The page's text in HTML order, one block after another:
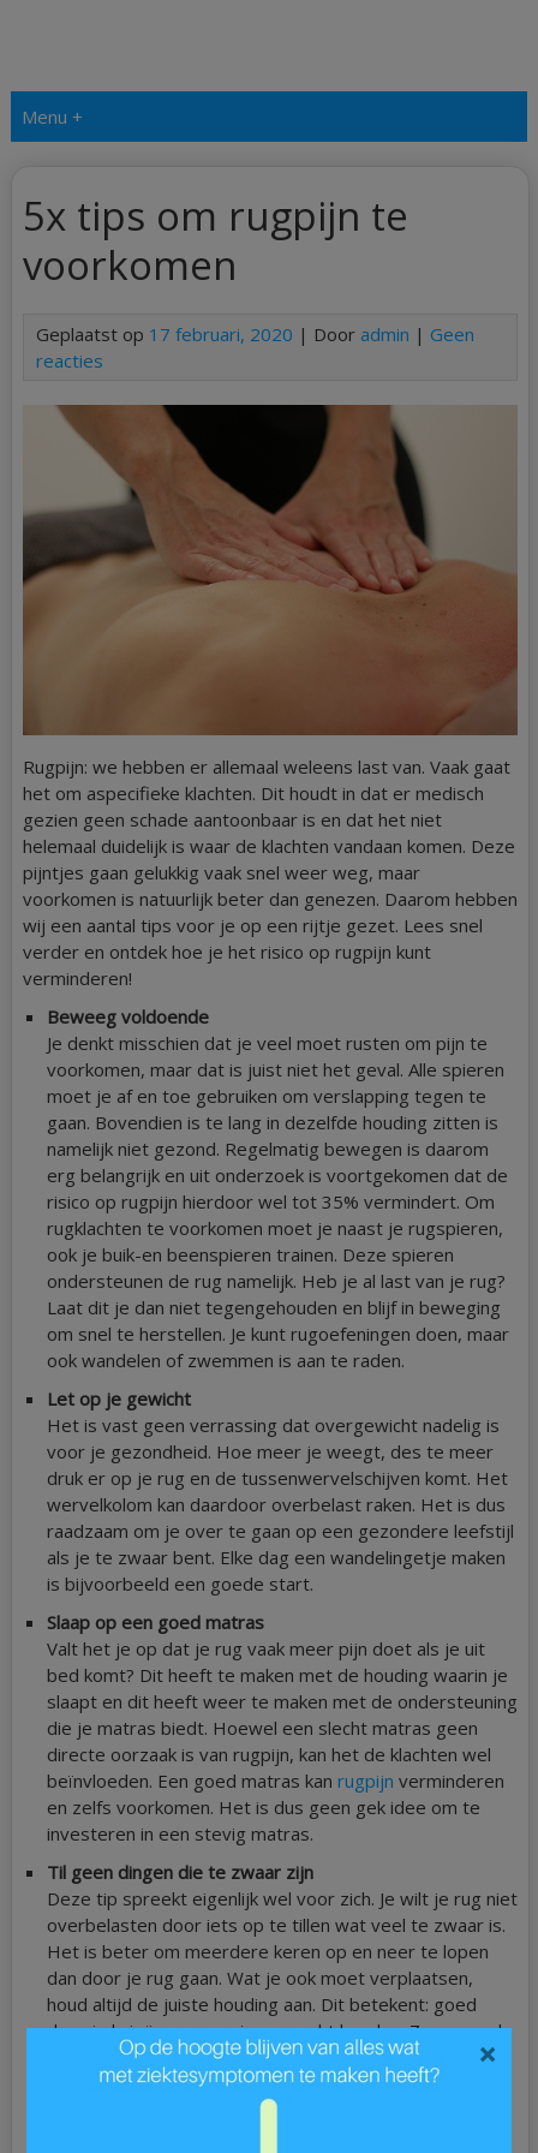
Menu +
5x tips om rugpijn te
voorkomen
Geplaatst op 17 februari, 2020 | Door admin | Geen
reacties
Rugpijn: we hebben er allemaal weleens last van. Vaak gaat
het om aspecifieke klachten. Dit houdt in dat er medisch
gezien geen schade aantoonbaar is en dat het niet
helemaal duidelijk is waar de klachten vandaan komen. Deze
pijntjes gaan gelukkig vaak snel weer weg, maar
voorkomen is natuurlijk beter dan genezen. Daarom hebben
wij een aantal tips voor je op een rijtje gezet. Lees snel
verder en ontdek hoe je het risico op rugpijn kunt
verminderen!
Beweeg voldoende
Je denkt misschien dat je veel moet rusten om pijn te
voorkomen, maar dat is juist niet het geval. Alle spieren
moet je af en toe gebruiken om verslapping tegen te
gaan. Bovendien is te lang in dezelfde houding zitten is
namelijk niet gezond. Regelmatig bewegen is daarom
erg belangrijk en uit onderzoek is voortgekomen dat de
risico op rugpijn hierdoor wel tot 35% vermindert. Om
rugklachten te voorkomen moet je naast je rugspieren,
ook je buik-en beenspieren trainen. Deze spieren
ondersteunen de rug namelijk. Heb je al last van je rug?
Laat dit je dan niet tegengehouden en blijf in beweging
om snel te herstellen. Je kunt rugoefeningen doen, maar
ook wandelen of zwemmen is aan te raden.
Let op je gewicht
Het is vast geen verrassing dat overgewicht nadelig is
voor je gezondheid. Hoe meer je weegt, des te meer
druk er op je rug en de tussenwervelschijven komt. Het
wervelkolom kan daardoor overbelast raken. Het is dus
raadzaam om je over te gaan op een gezondere leefstijl
als je te zwaar bent. Elke dag een wandelingetje maken
is bijvoorbeeld een goede start.
Slaap op een goed matras
Valt het je op dat je rug vaak meer pijn doet als je uit
bed komt? Dit heeft te maken met de houding waarin je
slaapt en dit heeft weer te maken met de ondersteuning
die je matras biedt. Hoewel een slecht matras geen
directe oorzaak is van rugpijn, kan het de klachten wel
beïnvloeden. Een goed matras kan rugpijn verminderen
en zelfs voorkomen. Het is dus geen gek idee om te
investeren in een stevig matras.
Til geen dingen die te zwaar zijn
Deze tip spreekt eigenlijk wel voor zich. Je wilt je rug niet
overbelasten door iets op te tillen wat veel te zwaar is.
Het is beter om meerdere keren op en neer te lopen
dan door je rug gaan. Wat je ook moet verplaatsen,
houd altijd de juiste houding aan. Dit betekent: goed
door je knieën gaan en je rug recht houden. Zorg er ook
voor dat het voorwerp dicht bij je lichaam blijft.
Zit in een goede houding
Heb jij een kantoorbaan? Let dan goed op, want deze
×